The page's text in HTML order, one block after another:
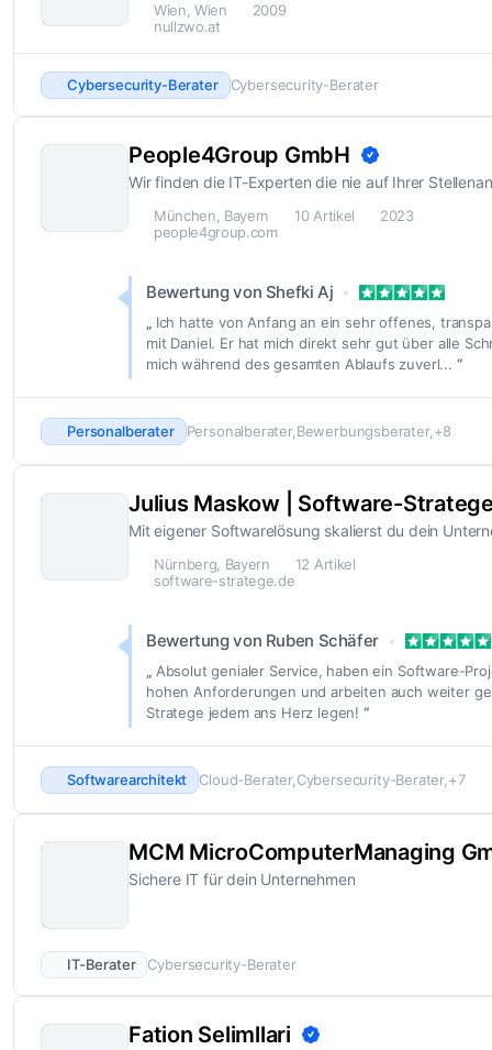
Wien, Wien
2009
nullzwo.at
Cybersecurity-Berater Cybersecurity-Berater
People4Group GmbH
Wir finden die IT-Experten die nie auf Ihrer
München, Bayern 10 Artikel
2023
people4group.com
Bewertung von Shefki Aj
Ich hatte von Anfang an ein sehr offenes,
mit Daniel. Er hat mich direkt sehr gut über alle
mich während des gesamten Ablaufs zuverl...
Personalberater Personalberater Bewerbungsberater +8
Julius Maskow | Software-
Mit eigener Softwarelösung skalierst du dein
Nürnberg, Bayern
12 Artikel
software-stratege.de
Bewertung von Ruben Schäfer
Absolut genialer Service, haben ein Software-
hohen Anforderungen und arbeiten auch weiter
Stratege jedem ans Herz legen!
Softwarearchitekt Cloud-Berater Cybersecurity-Berater +7
MCM MicroComputerManaging
Sichere IT für dein Unternehmen
IT-Berater Cybersecurity-Berater
Fation Selimllari